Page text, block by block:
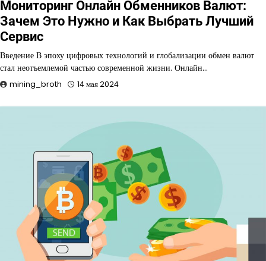
Мониторинг Онлайн Обменников Валют:
Зачем Это Нужно и Как Выбрать Лучший
Сервис
Введение В эпоху цифровых технологий и глобализации обмен валют
стал неотъемлемой частью современной жизни. Онлайн…
mining_broth 14 мая 2024